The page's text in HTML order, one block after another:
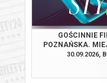
GOŚCINNIE
POZNAŃSKA.
MUZYCZNA W
30.09.2026,